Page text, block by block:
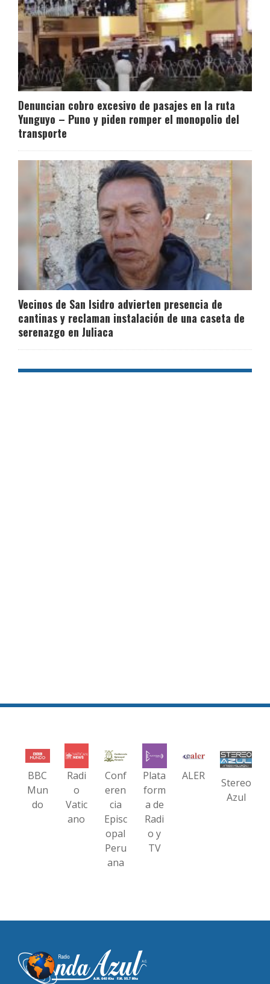
Denuncian cobro excesivo de pasajes en la ruta
Yunguyo – Puno y piden romper el monopolio del
transporte
Vecinos de San Isidro advierten presencia de
cantinas y reclaman instalación de una caseta de
serenazgo en Juliaca
BBC
Mun
do
Radi
o
Vatic
ano
Conf
eren
cia
Episc
opal
Peru
ana
Plata
form
a de
Radi
o y
TV
ALER
Stereo
Azul